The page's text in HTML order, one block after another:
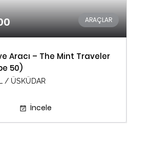
ARAÇLAR
Aracı – The Mint Traveler
50)
/ ÜSKÜDAR
İncele